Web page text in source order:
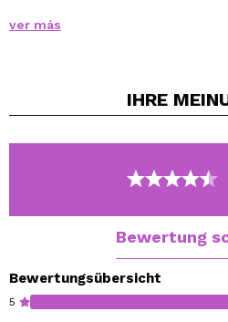
Hilft nachts bei der
Ideal für Haut mit Rötungen und
ver más
IHRE
Bewertung
Bewertungsübersicht
5